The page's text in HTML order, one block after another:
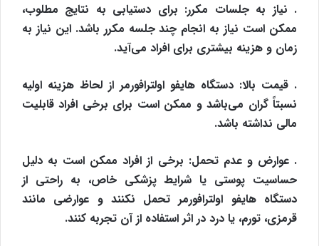
. نیاز به جلسات مکرر: برای دستیابی به نتایج مطلوب،
ممکن است نیاز به انجام چند جلسه مکرر باشد. این نیاز به
زمان و هزینه بیشتری برای افراد می‌آید.
. قیمت بالا: دستگاه هایفو اولترافورمر از لحاظ هزینه اولیه
نسبتاً گران می‌باشد و ممکن است برای برخی افراد قابلیت
مالی نداشته باشد.
. عوارض و عدم تحمل: برخی از افراد ممکن است به دلیل
حساسیت پوستی یا شرایط پزشکی خاص، به راحتی از
دستگاه هایفو اولترافورمر تحمل نکنند و عوارضی مانند
قرمزی، تورم، یا درد در اثر استفاده از آن تجربه کنند.